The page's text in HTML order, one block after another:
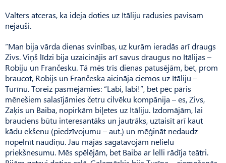
Valters atceras, ka ideja doties uz Itāliju radusies pavisam
nejauši.
“Man bija vārda dienas svinības, uz kurām ieradās arī draugs
Zivs. Viņš līdzi bija uzaicinājis arī savus draugus no Itālijas –
Robiju un Frančesku. Tā mēs trīs dienas patusējām, bet, prom
braucot, Robijs un Frančeska aicināja ciemos uz Itāliju –
Turīnu. Toreiz pasmējāmies: “Labi, labi!”, bet pēc pāris
mēnešiem salasījāmies četru cilvēku kompānija – es, Zivs,
Zaķis un Baiba, nopirkām biļetes uz Itāliju. Izdomājām, lai
brauciens būtu interesantāks un jautrāks, uztaisīt arī kaut
kādu ekšenu (piedzīvojumu – aut.) un mēģināt nedaudz
nopelnīt naudiņu. Jau mājās sagatavojām nelielu
priekšnesumu. Mēs spēlējām, bet Baiba ar lelli rādīja teātri.